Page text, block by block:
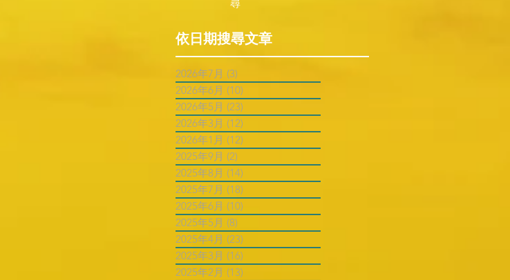
尋
依日期搜尋文章
2026年7月 (3)
2026年6月 (10)
2026年5月 (23)
2026年3月 (12)
2026年1月 (12)
2025年9月 (2)
2025年8月 (14)
2025年7月 (18)
2025年6月 (10)
2025年5月 (8)
2025年4月 (23)
2025年3月 (16)
2025年2月 (13)